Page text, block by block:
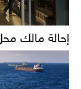
إحالة مالك